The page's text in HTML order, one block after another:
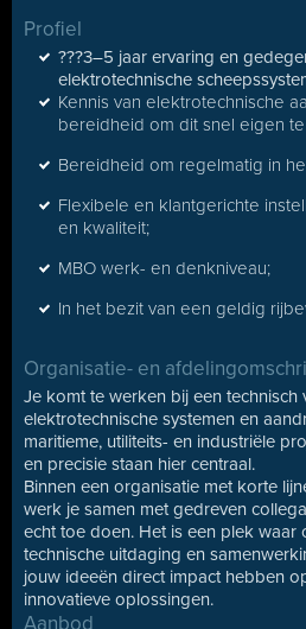
Profiel
???3–5 jaar ervaring en
elektrotechnische
Kennis van elektrotechnische
bereidheid om dit snel eigen
Bereidheid om regelmatig in
Flexibele en klantgerichte
en kwaliteit;
MBO werk- en denkniveau;
In het bezit van een geldig
Organisatie- en
Je komt te werken bij een
elektrotechnische systemen en
maritieme, utiliteits- en industriële
en precisie staan hier centraal.
Binnen een organisatie met korte
werk je samen met gedreven
echt toe doen. Het is een plek waar
technische uitdaging en
jouw ideeën direct impact hebben
innovatieve oplossingen.
Aanbod